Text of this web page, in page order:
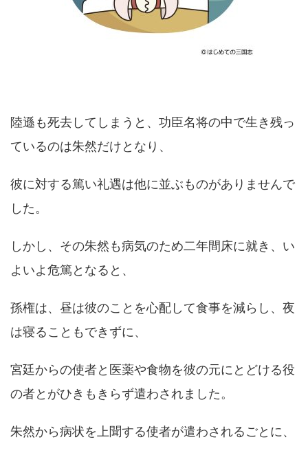
陸遜も死去してしまうと、功臣名将の中で生き残っ
ているのは朱然だけとなり、
彼に対する篤い礼遇は他に並ぶものがありませんで
した。
しかし、その朱然も病気のため二年間床に就き、い
よいよ危篤となると、
孫権は、昼は彼のことを心配して食事を減らし、夜
は寝ることもできずに、
宮廷からの使者と医薬や食物を彼の元にとどける役
の者とがひきもきらず遣わされました。
朱然から病状を上聞する使者が遣わされるごとに、